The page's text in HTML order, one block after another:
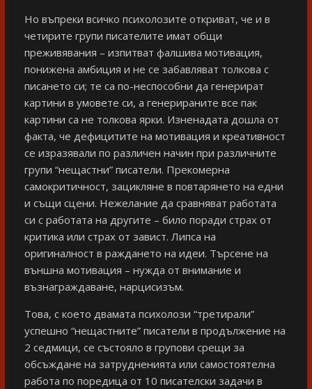
Но въпреки всичко психолозите откриват, че и в
четирите групи писателите имат общи
преживявания – изпитват фалшива мотивация,
понижена амбиция и не се забавляват толкова с
писането си; те са по-неспособни да генерират
картини в умовете си, а генерираните все пак
картини са не толкова ярки. Изненадата дошла от
факта, че дефицитите на мотивация и креативност
се изразявали по различен начин при различните
групи “нещастни” писатели. Прекомерна
самокритичност, зацикляне в повтарянето на едни
и същи сцени. Нежелание да сравняват работата
си с работата на другите – било поради страх от
критика или страх от завист. Липса на
оригиналност в раждането на идеи. Търсене на
външна мотивация – нужда от внимание и
възнаграждаване, нарцисизъм.
Това, с което двамата психолози “третирали”
успешно “нещастните” писатели в продължение на
2 седмици, се състояло в групови срещи за
обсъждане на затрудненията или самостоятелна
работа по поредица от 10 писателски задачи в